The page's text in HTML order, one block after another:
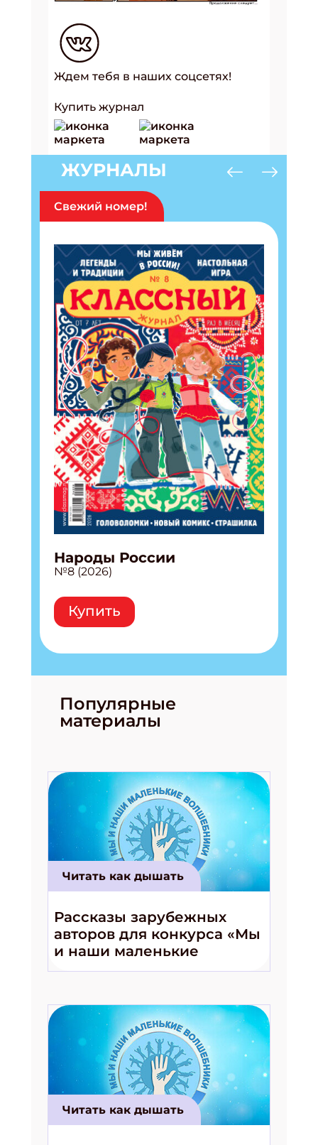
Ждем тебя в наших соцсетях!
Купить журнал
ЖУРНАЛЫ
Свежий номер!
Народы России
№8 (2026)
Купить
Популярные
материалы
Читать как дышать
Рассказы зарубежных
авторов для конкурса «Мы
и наши маленькие
волшебники!»
Читать как дышать